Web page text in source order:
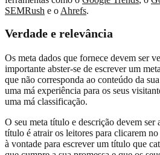
SEMRush e o Ahrefs.
Verdade e relevância
Os meta dados que fornece devem ser
importante abster-se de escrever um
que não corresponda ao conteúdo da
uma má experiência para os seus
uma má classificação.
O seu meta título e descrição devem
título é atrair os leitores para clicarem
à vontade para escrever um título que